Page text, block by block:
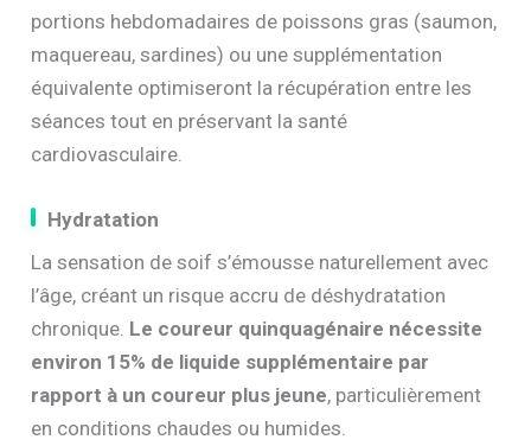
portions hebdomadaires de poissons gras (saumon,
maquereau, sardines) ou une supplémentation
équivalente optimiseront la récupération entre les
séances tout en préservant la santé
cardiovasculaire.
Hydratation
La sensation de soif s’émousse naturellement avec
l’âge, créant un risque accru de déshydratation
chronique. Le coureur quinquagénaire nécessite
environ 15% de liquide supplémentaire par
rapport à un coureur plus jeune, particulièrement
en conditions chaudes ou humides.